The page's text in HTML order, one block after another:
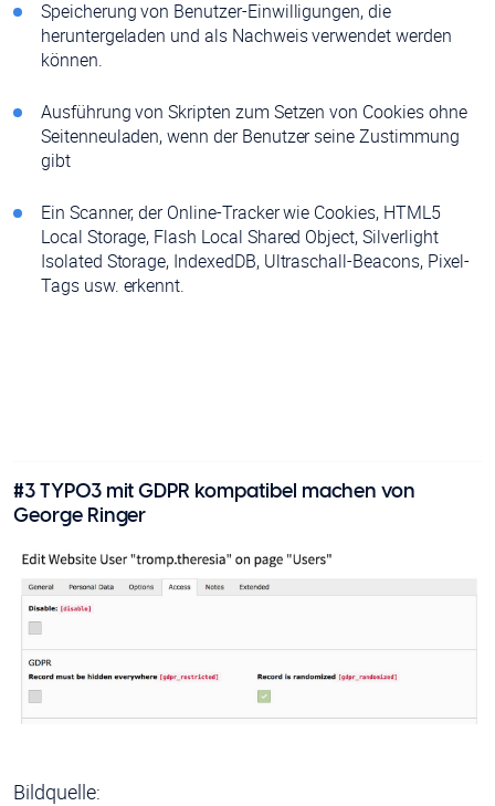
Speicherung von Benutzer-Einwilligungen, die
heruntergeladen und als Nachweis verwendet werden
können.
Ausführung von Skripten zum Setzen von Cookies ohne
Seitenneuladen, wenn der Benutzer seine Zustimmung
gibt
Ein Scanner, der Online-Tracker wie Cookies, HTML5
Local Storage, Flash Local Shared Object, Silverlight
Isolated Storage, IndexedDB, Ultraschall-Beacons, Pixel-
Tags usw. erkennt.
#3 TYPO3 mit GDPR kompatibel machen von
George Ringer
Bildquelle: